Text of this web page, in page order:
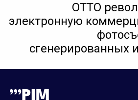
OTTO
электронную
сгенерированных